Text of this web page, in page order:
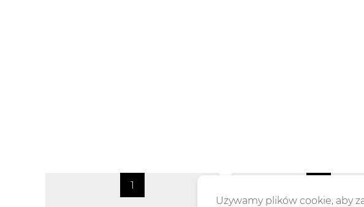
Używamy plików cookie, aby